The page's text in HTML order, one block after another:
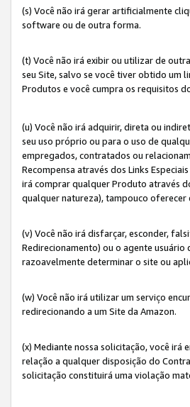
(s) Você não irá gerar artificialmente
software ou de outra forma.
(t) Você não irá exibir ou utilizar de
seu Site, salvo se você tiver obtido um
Produtos e você cumpra os requisitos
(u) Você não irá adquirir, direta ou
seu uso próprio ou para o uso de
empregados, contratados ou
Recompensa através dos Links
irá comprar qualquer Produto através
qualquer natureza), tampouco oferecer
(v) Você não irá disfarçar, esconder,
Redirecionamento) ou o agente
razoavelmente determinar o site ou
(w) Você não irá utilizar um serviço
redirecionando a um Site da Amazon.
(x) Mediante nossa solicitação, você irá
relação a qualquer disposição do
solicitação constituirá uma violação